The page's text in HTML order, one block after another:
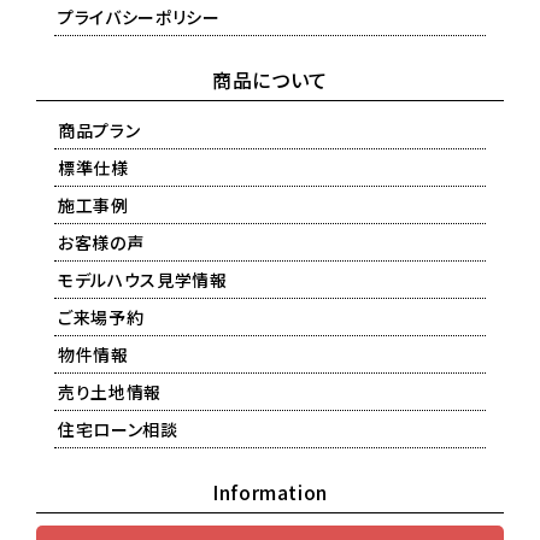
プライバシーポリシー
商品について
商品プラン
標準仕様
施工事例
お客様の声
モデルハウス見学情報
ご来場予約
物件情報
売り土地情報
住宅ローン相談
Information